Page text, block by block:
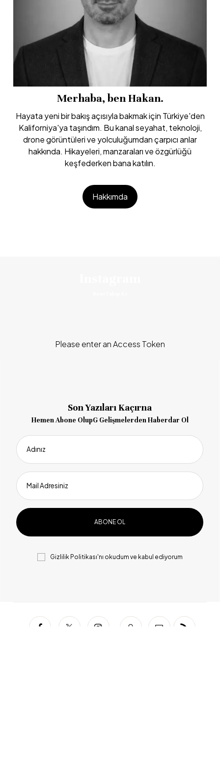
Merhaba, ben Hakan.
Hayata yeni bir bakış açısıyla bakmak için Türkiye'den
Kaliforniya'ya taşındım. Bu kanal seyahat, teknoloji,
drone görüntüleri ve yolculuğumdan çarpıcı anlar
hakkında. Hikayeleri, manzaraları ve özgürlüğü
keşfederken bana katılın.
Hakkımda
Please enter an Access Token
Son Yazıları Kaçırna
Hemen Abone OlupG Gelişmelerden Haberdar Ol
Adınız
Mail Adresiniz
Gizlilik Politikası'nı okudum ve kabul ediyorum